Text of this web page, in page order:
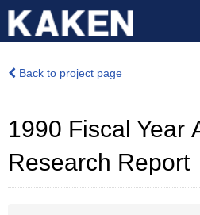
Back to project page
1990 Fiscal Year
Research Report